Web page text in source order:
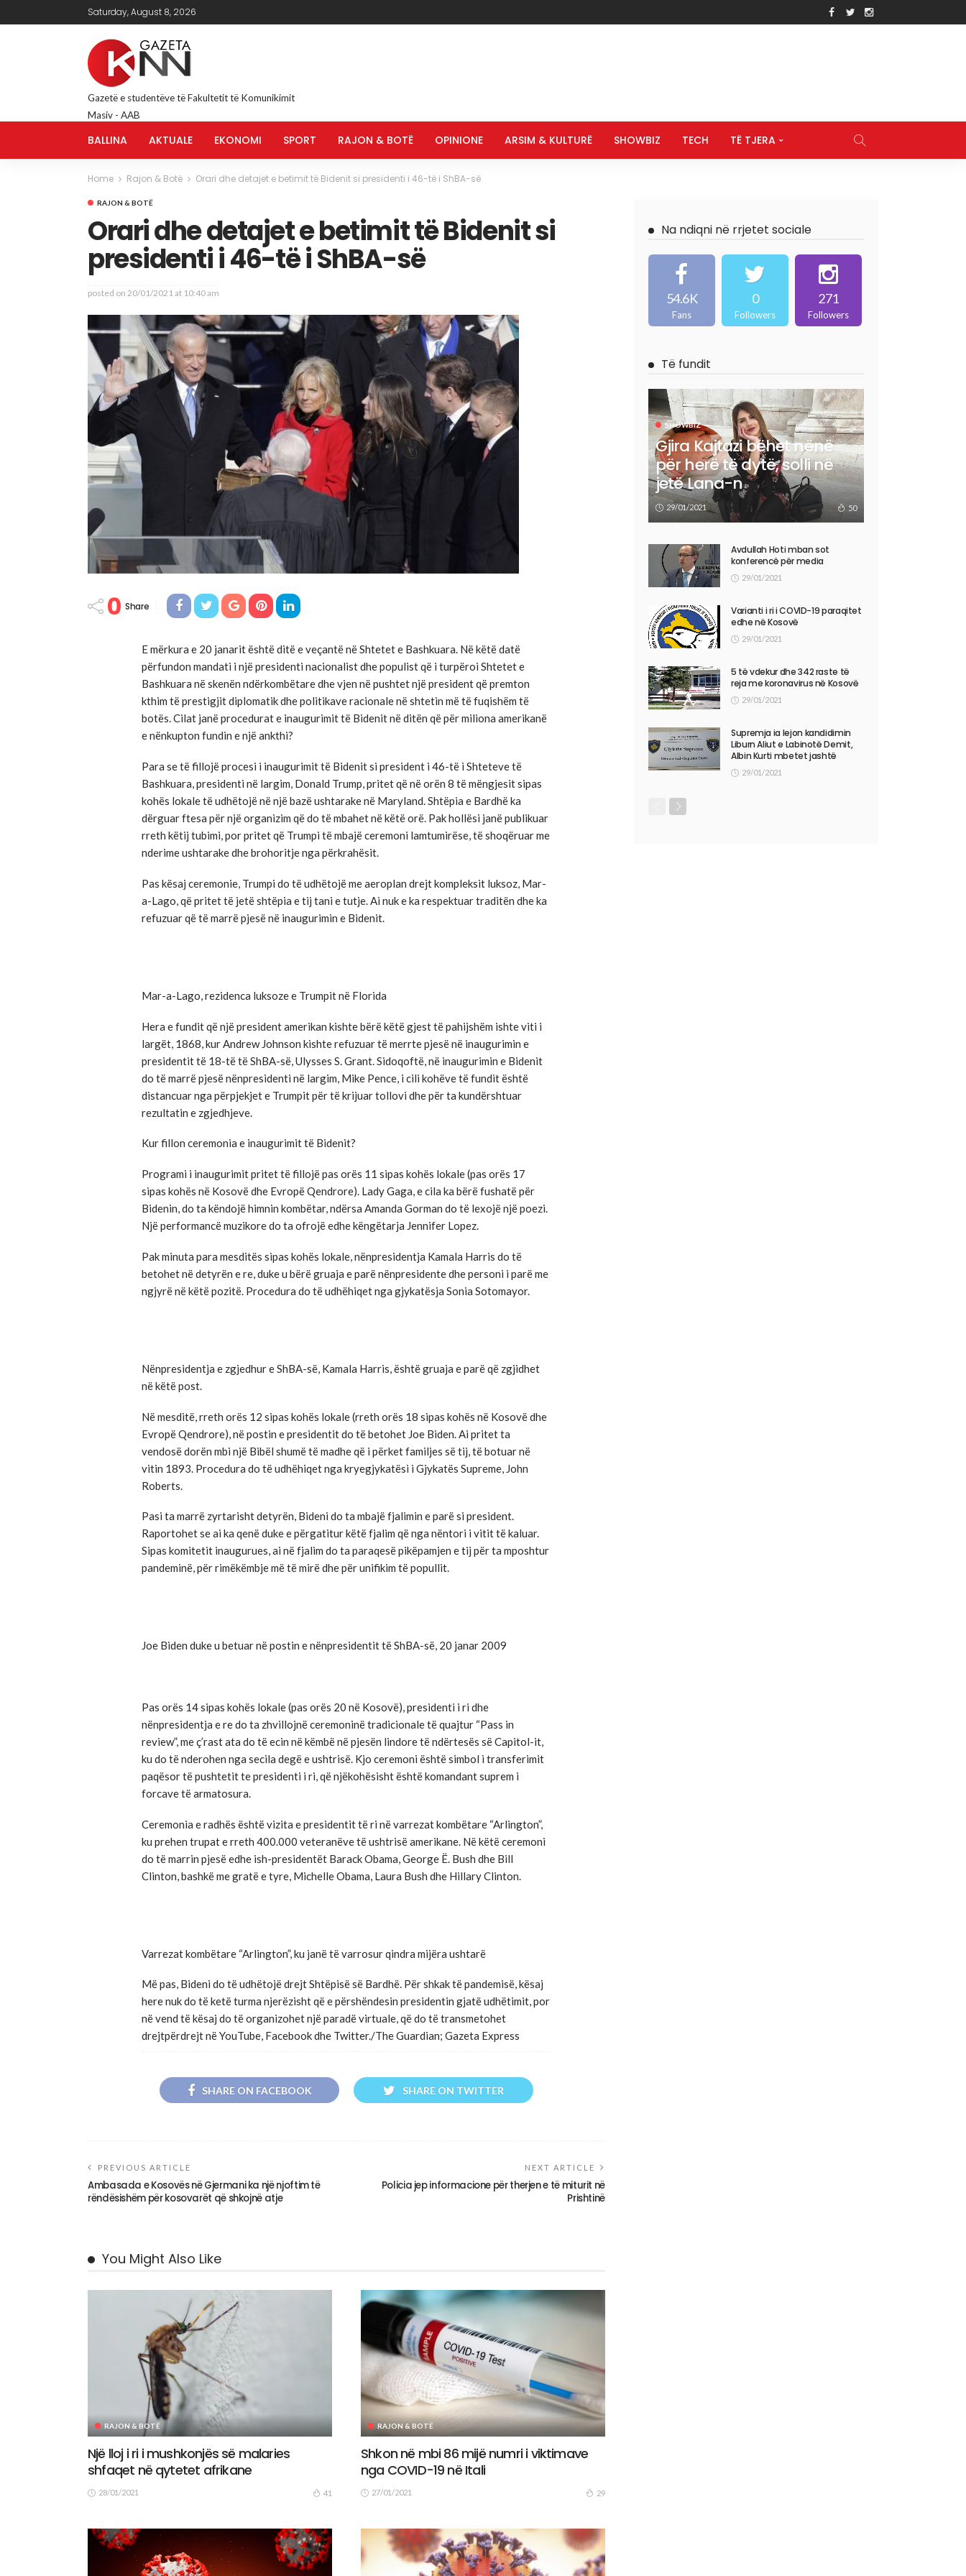
Saturday, August 8, 2026
Gazetë e studentëve të Fakultetit të Komunikimit
Masiv - AAB
BALLINA AKTUALE EKONOMI SPORT RAJON & BOTË OPINIONE ARSIM & KULTURË SHOWBIZ TECH TË TJERA
Home Rajon & Botë Orari dhe detajet e betimit të Bidenit si presidenti i 46-të i ShBA-së
RAJON & BOTË
Orari dhe detajet e betimit të Bidenit si
presidenti i 46-të i ShBA-së
posted on 20/01/2021 at 10:40 am
0 Share
E mërkura e 20 janarit është ditë e veçantë në Shtetet e Bashkuara. Në këtë datë
përfundon mandati i një presidenti nacionalist dhe populist që i turpëroi Shtetet e
Bashkuara në skenën ndërkombëtare dhe vjen në pushtet një president që premton
kthim të prestigjit diplomatik dhe politikave racionale në shtetin më të fuqishëm të
botës. Cilat janë procedurat e inaugurimit të Bidenit në ditën që për miliona amerikanë
e nënkupton fundin e një ankthi?
Para se të fillojë procesi i inaugurimit të Bidenit si president i 46-të i Shteteve të
Bashkuara, presidenti në largim, Donald Trump, pritet që në orën 8 të mëngjesit sipas
kohës lokale të udhëtojë në një bazë ushtarake në Maryland. Shtëpia e Bardhë ka
dërguar ftesa për një organizim që do të mbahet në këtë orë. Pak hollësi janë publikuar
rreth këtij tubimi, por pritet që Trumpi të mbajë ceremoni lamtumirëse, të shoqëruar me
nderime ushtarake dhe brohoritje nga përkrahësit.
Pas kësaj ceremonie, Trumpi do të udhëtojë me aeroplan drejt kompleksit luksoz, Mar-
a-Lago, që pritet të jetë shtëpia e tij tani e tutje. Ai nuk e ka respektuar traditën dhe ka
refuzuar që të marrë pjesë në inaugurimin e Bidenit.
Mar-a-Lago, rezidenca luksoze e Trumpit në Florida
Hera e fundit që një president amerikan kishte bërë këtë gjest të pahijshëm ishte viti i
largët, 1868, kur Andrew Johnson kishte refuzuar të merrte pjesë në inaugurimin e
presidentit të 18-të të ShBA-së, Ulysses S. Grant. Sidoqoftë, në inaugurimin e Bidenit
do të marrë pjesë nënpresidenti në largim, Mike Pence, i cili kohëve të fundit është
distancuar nga përpjekjet e Trumpit për të krijuar tollovi dhe për ta kundërshtuar
rezultatin e zgjedhjeve.
Kur fillon ceremonia e inaugurimit të Bidenit?
Programi i inaugurimit pritet të fillojë pas orës 11 sipas kohës lokale (pas orës 17
sipas kohës në Kosovë dhe Evropë Qendrore). Lady Gaga, e cila ka bërë fushatë për
Bidenin, do ta këndojë himnin kombëtar, ndërsa Amanda Gorman do të lexojë një poezi.
Një performancë muzikore do ta ofrojë edhe këngëtarja Jennifer Lopez.
Pak minuta para mesditës sipas kohës lokale, nënpresidentja Kamala Harris do të
betohet në detyrën e re, duke u bërë gruaja e parë nënpresidente dhe personi i parë me
ngjyrë në këtë pozitë. Procedura do të udhëhiqet nga gjykatësja Sonia Sotomayor.
Nënpresidentja e zgjedhur e ShBA-së, Kamala Harris, është gruaja e parë që zgjidhet
në këtë post.
Në mesditë, rreth orës 12 sipas kohës lokale (rreth orës 18 sipas kohës në Kosovë dhe
Evropë Qendrore), në postin e presidentit do të betohet Joe Biden. Ai pritet ta
vendosë dorën mbi një Bibël shumë të madhe që i përket familjes së tij, të botuar në
vitin 1893. Procedura do të udhëhiqet nga kryegjykatësi i Gjykatës Supreme, John
Roberts.
Pasi ta marrë zyrtarisht detyrën, Bideni do ta mbajë fjalimin e parë si president.
Raportohet se ai ka qenë duke e përgatitur këtë fjalim që nga nëntori i vitit të kaluar.
Sipas komitetit inaugurues, ai në fjalim do ta paraqesë pikëpamjen e tij për ta mposhtur
pandeminë, për rimëkëmbje më të mirë dhe për unifikim të popullit.
Joe Biden duke u betuar në postin e nënpresidentit të ShBA-së, 20 janar 2009
Pas orës 14 sipas kohës lokale (pas orës 20 në Kosovë), presidenti i ri dhe
nënpresidentja e re do ta zhvillojnë ceremoninë tradicionale të quajtur “Pass in
review”, me ç’rast ata do të ecin në këmbë në pjesën lindore të ndërtesës së Capitol-it,
ku do të nderohen nga secila degë e ushtrisë. Kjo ceremoni është simbol i transferimit
paqësor të pushtetit te presidenti i ri, që njëkohësisht është komandant suprem i
forcave të armatosura.
Ceremonia e radhës është vizita e presidentit të ri në varrezat kombëtare “Arlington”,
ku prehen trupat e rreth 400.000 veteranëve të ushtrisë amerikane. Në këtë ceremoni
do të marrin pjesë edhe ish-presidentët Barack Obama, George Ë. Bush dhe Bill
Clinton, bashkë me gratë e tyre, Michelle Obama, Laura Bush dhe Hillary Clinton.
Varrezat kombëtare “Arlington”, ku janë të varrosur qindra mijëra ushtarë
Më pas, Bideni do të udhëtojë drejt Shtëpisë së Bardhë. Për shkak të pandemisë, kësaj
here nuk do të ketë turma njerëzisht që e përshëndesin presidentin gjatë udhëtimit, por
në vend të kësaj do të organizohet një paradë virtuale, që do të transmetohet
drejtpërdrejt në YouTube, Facebook dhe Twitter./The Guardian; Gazeta Express
SHARE ON FACEBOOK SHARE ON TWITTER
PREVIOUS ARTICLE
Ambasada e Kosovës në Gjermani ka një njoftim të
rëndësishëm për kosovarët që shkojnë atje
NEXT ARTICLE
Policia jep informacione për therjen e të miturit në
Prishtinë
You Might Also Like
RAJON & BOTË
Një lloj i ri i mushkonjës së malaries
shfaqet në qytetet afrikane
28/01/2021 41
RAJON & BOTË
Shkon në mbi 86 mijë numri i viktimave
nga COVID-19 në Itali
27/01/2021 29
Na ndiqni në rrjetet sociale
54.6K
Fans
0
Followers
271
Followers
Të fundit
SHOWBIZ
Gjira Kajtazi bëhet nënë
për herë të dytë, solli në
jetë Lana-n
29/01/2021 50
Avdullah Hoti mban sot
konferencë për media
29/01/2021
Varianti i ri i COVID-19 paraqitet
edhe në Kosovë
29/01/2021
5 të vdekur dhe 342 raste të
reja me koronavirus në Kosovë
29/01/2021
Supremja ia lejon kandidimin
Liburn Aliut e Labinotë Demit,
Albin Kurti mbetet jashtë
29/01/2021